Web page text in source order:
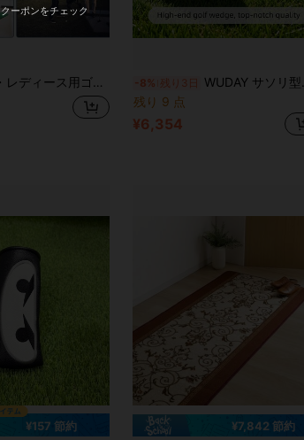
・トリック用 両方向対応 調節可能 長さ調整可 ジュニア・大人用 ゴルフトレーニング PUストレッチ練習ボール付き トリックトレーナー ギフトに最適 -8% 残り3日
WUDAY サソリ型鍛造ゴルフウェッジ - 右利き用ゴルフ クラブ CNC | 52°/56°/60° ステップドスチールシャフト、低重心、右利き、ウェッジ、滑り止めラバーグリップ、ステンレス鋼とシャフト、砂/芝に適しています
残り 9 点
¥6,354
¥157 節約 ¥7,842 節約
ーポンをチェック